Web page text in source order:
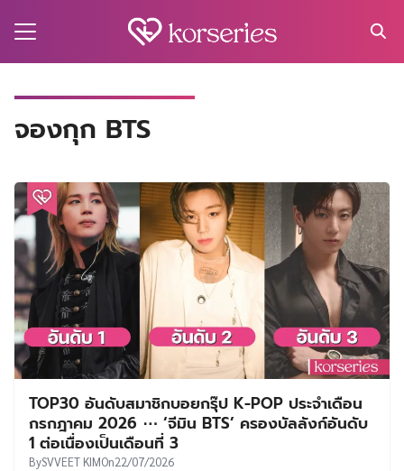
จองกุก BTS
TOP30 อันดับสมาชิกบอยกรุ๊ป K-POP ประจำเดือน
กรกฎาคม 2026 ⋯ ‘จีมิน BTS’ ครองบัลลังก์อันดับ
1 ต่อเนื่องเป็นเดือนที่ 3
BySVVEET KIMOn22/07/2026